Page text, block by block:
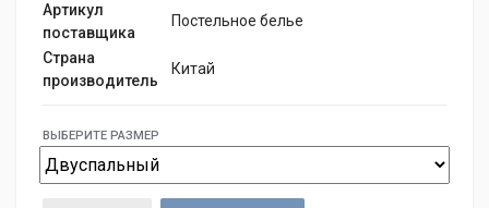
Артикул
поставщика
Постельное белье
Страна
производитель
Китай
ВЫБЕРИТЕ РАЗМЕР